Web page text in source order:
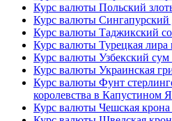
Курс валюты Польский
Курс валюты
Курс валюты Таджикский
Курс валюты Турецкая
Курс валюты Узбекский
Курс валюты Украинская
Курс валюты Фунт
королевства в Капустином
Курс валюты Чешская